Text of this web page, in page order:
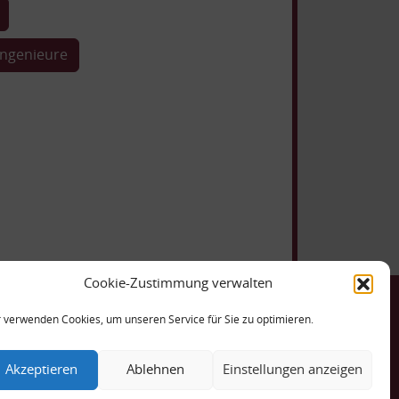
Cookie-Zustimmung verwalten
verwenden Cookies, um unseren Service für Sie zu optimieren.
Akzeptieren Ablehnen Einstellungen anzeigen
18, 10711 Berlin
30 893 888 33
kanzlei@koch-lemke-machacek.de